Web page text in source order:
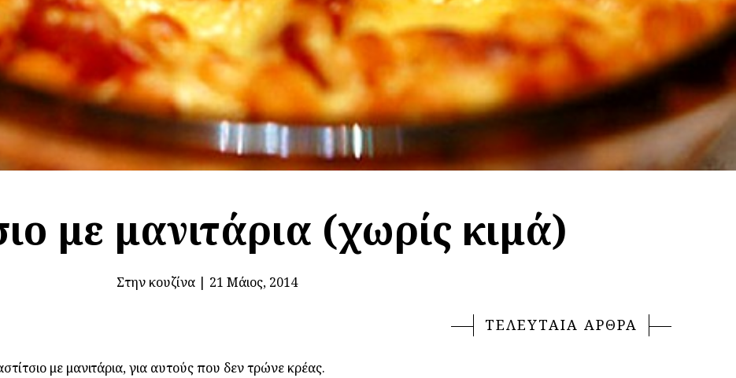
με μανιτάρια (χωρίς κιμά)
Στην κουζίνα | 21 Μάιος, 2014
με μανιτάρια, για αυτούς που δεν τρώνε κρέας.
ΤΕΛΕΥΤΑΙΑ ΑΡΘΡΑ